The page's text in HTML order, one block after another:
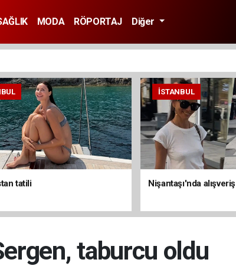
MODA RÖPORTAJ Diğer
tatili
İSTANBUL
Nişantaşı'nda alışveriş
taburcu oldu